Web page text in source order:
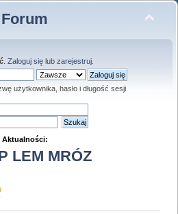
. Zaloguj sięlub zarejestruj.
użytkownika, hasło i długość sesji
Aktualności:
LEM MRÓZ